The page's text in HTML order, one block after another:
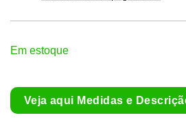
Em estoque
Veja aqui Medidas e